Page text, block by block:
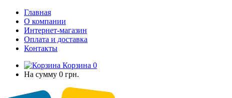
Главная
О компании
Интернет-магазин
Оплата и доставка
Контакты
Корзина 0
На сумму 0 грн.